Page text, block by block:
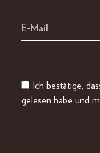
Ich bestätige,
gelesen habe und